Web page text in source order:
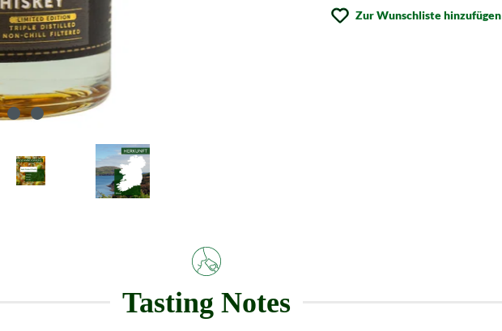
Zur Wunschliste hinzufügen
Tasting Notes